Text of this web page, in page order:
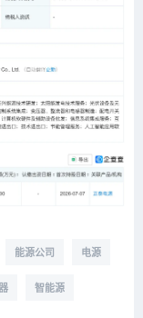
能源公司 电源
智能源